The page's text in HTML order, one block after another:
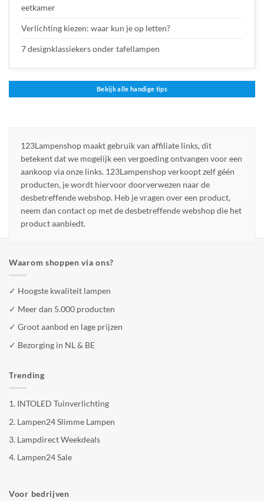
eetkamer
Verlichting kiezen: waar kun je op letten?
7 designklassiekers onder tafellampen
Bekijk alle handige tips
123Lampenshop maakt gebruik van affiliate links, dit
betekent dat we mogelijk een vergoeding ontvangen voor een
aankoop via onze links. 123Lampenshop verkoopt zelf géén
producten, je wordt hiervoor doorverwezen naar de
desbetreffende webshop. Heb je vragen over een product,
neem dan contact op met de desbetreffende webshop die het
product aanbiedt.
Waarom shoppen via ons?
✓ Hoogste kwaliteit lampen
✓ Meer dan 5.000 producten
✓ Groot aanbod en lage prijzen
✓ Bezorging in NL & BE
Trending
1. INTOLED Tuinverlichting
2. Lampen24 Slimme Lampen
3. Lampdirect Weekdeals
4. Lampen24 Sale
Voor bedrijven